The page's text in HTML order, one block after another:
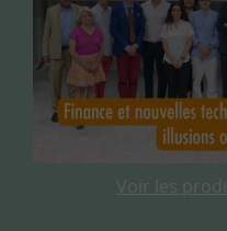
Voir les